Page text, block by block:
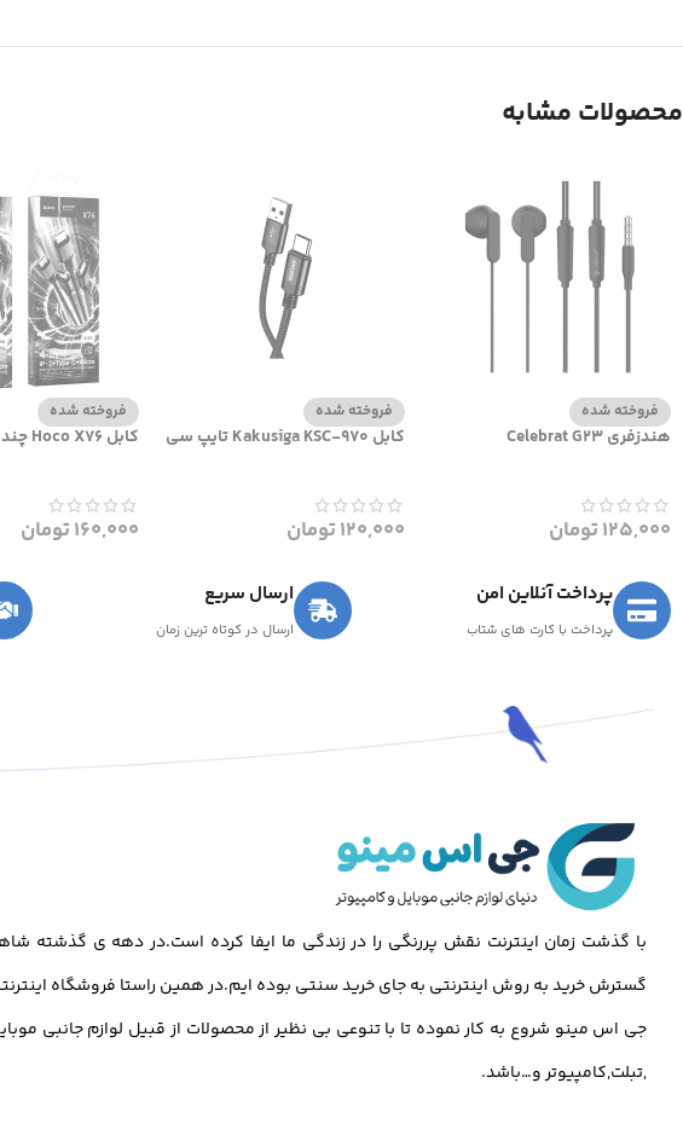
محصولات مشابه
فروخته شده
هندزفری Celebrat G23
125,000تومان
فروخته شده
کابل Kakusiga KSC-970 تایپ سی
120,000تومان
فروخته شده
کابل Hoco X76 چند کاره
160,000تومان
پرداخت آنلاین امن
پرداخت با کارت های شتاب
ارسال سریع
ارسال در کوتاه ترین زمان
با گذشت زمان اینترنت نقش پررنگی را در زندگی ما ایفا کرده است.در دهه ی گذشته
گسترش خرید به روش اینترنتی به جای خرید سنتی بوده ایم.در همین راستا فروشگاه
جی اس مینو شروع به کار نموده تا با تنوعی بی نظیر از محصولات از قبیل لوازم جانبی
,تبلت,کامپیوتر و…باشد.